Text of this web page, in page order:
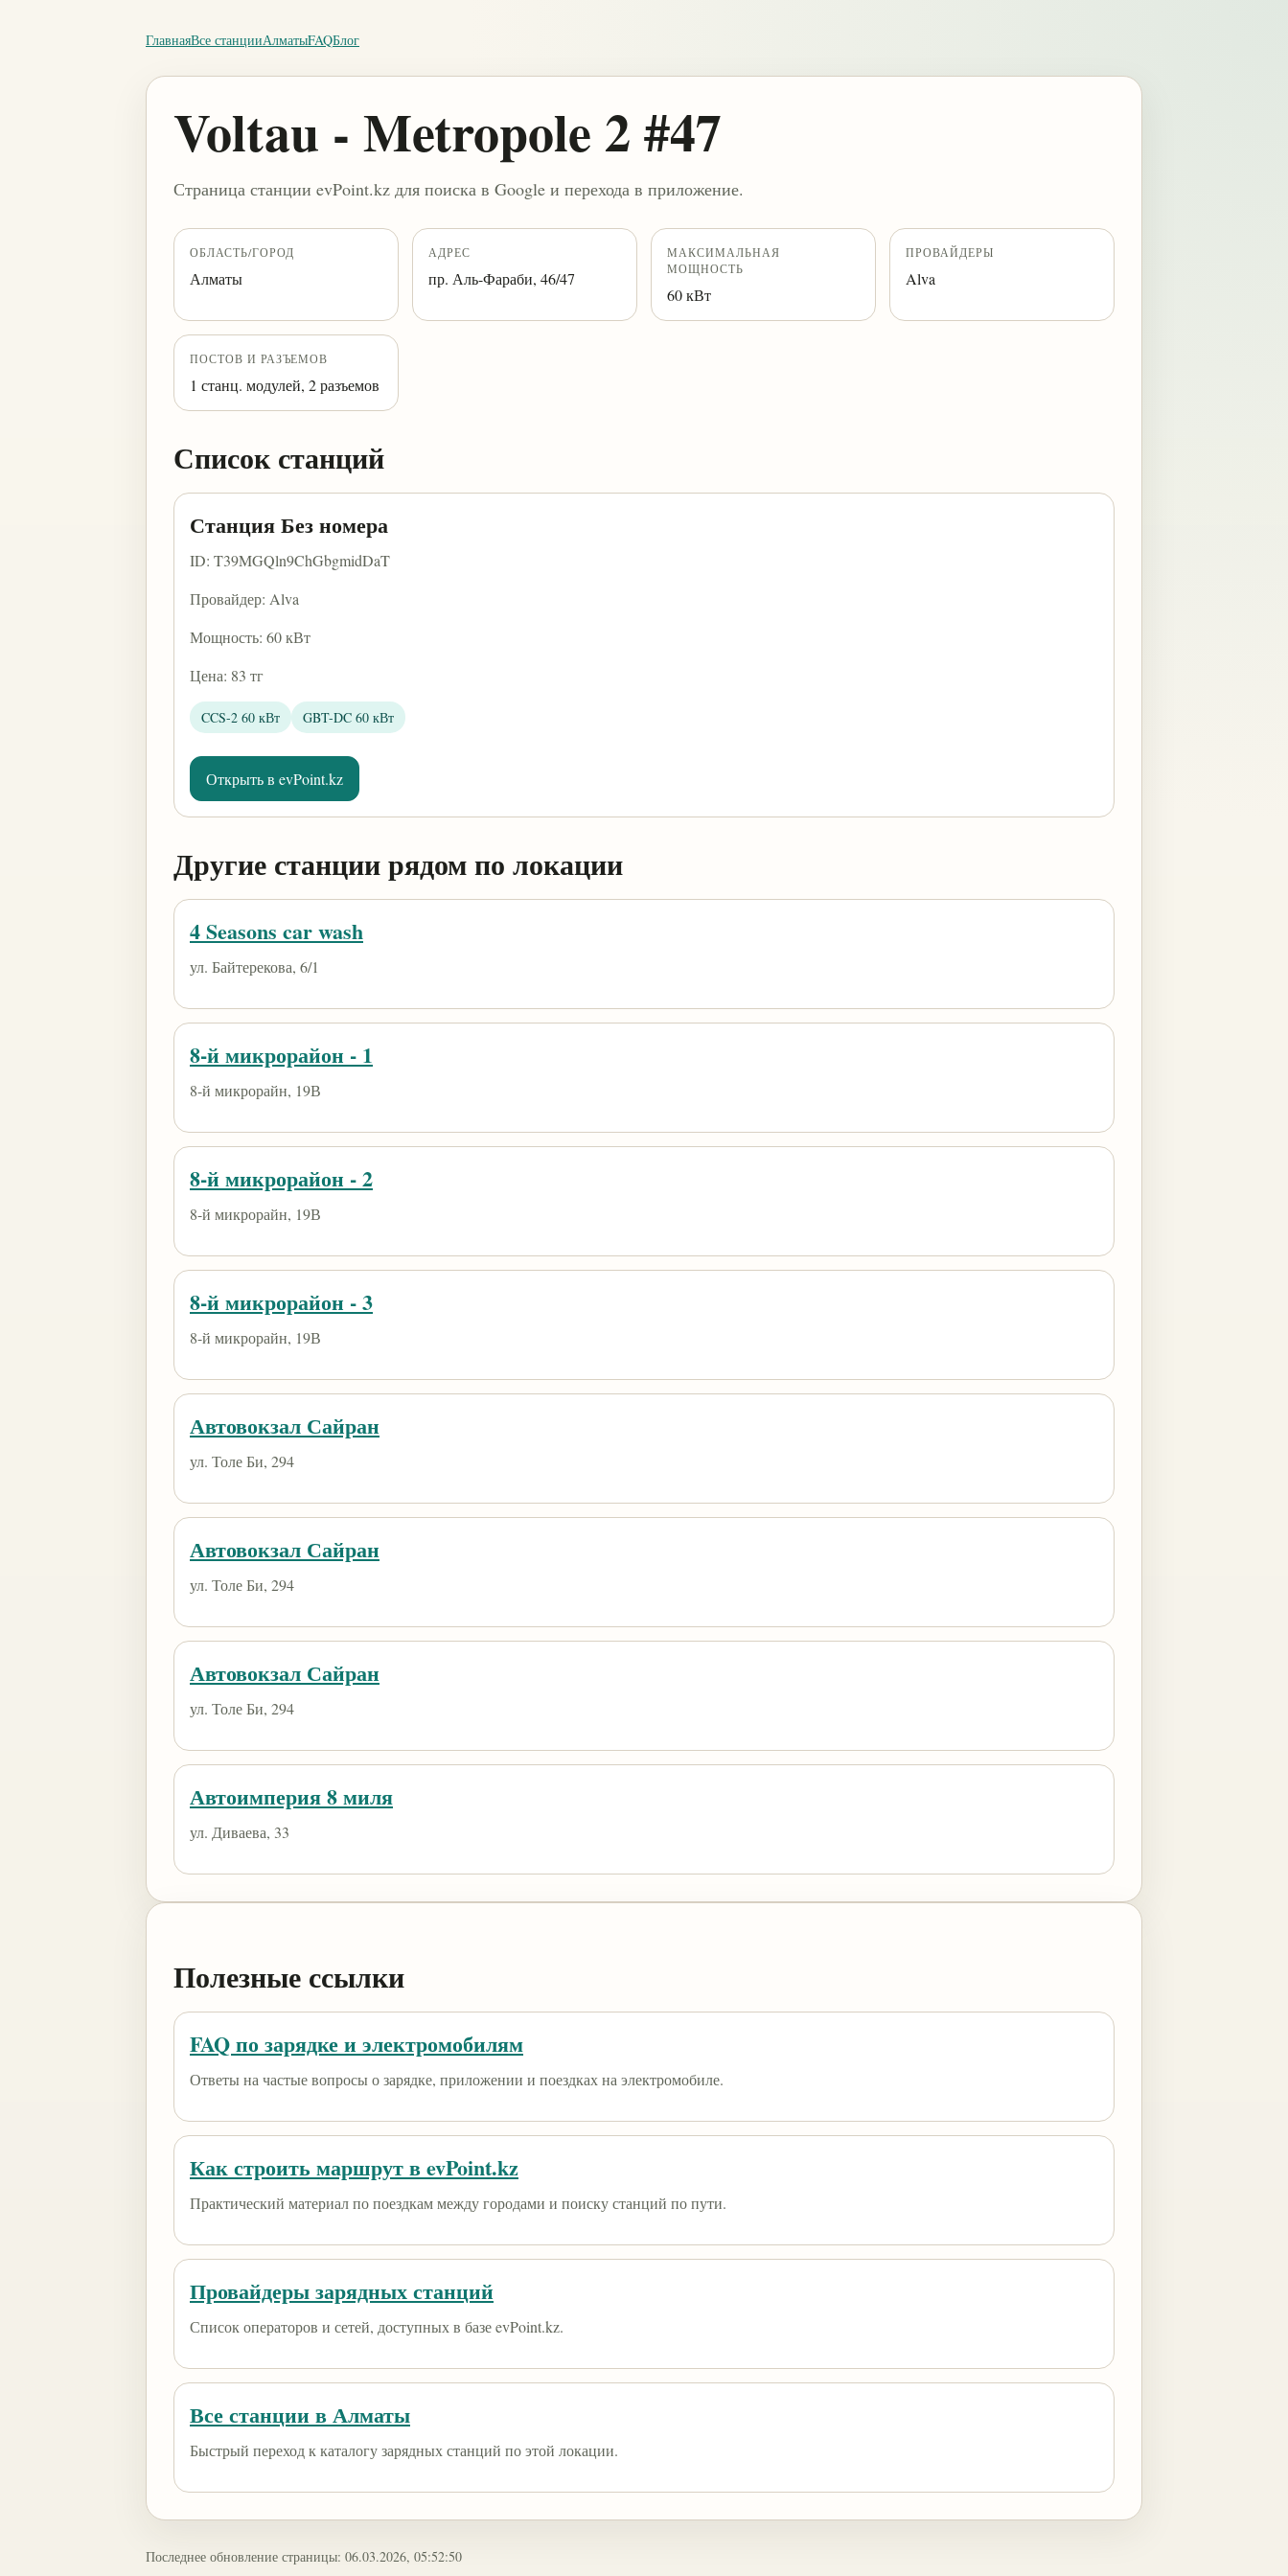
ГлавнаяВсе станцииАлматыFAQБлог
Voltau - Metropole 2 #47
Страница станции evPoint.kz для поиска в Google и перехода в приложение.
ОБЛАСТЬ/ГОРОД
Алматы
АДРЕС
пр. Аль-Фараби, 46/47
МАКСИМАЛЬНАЯ
МОЩНОСТЬ
60 кВт
ПРОВАЙДЕРЫ
Alva
ПОСТОВ И РАЗЪЕМОВ
1 станц. модулей, 2 разъемов
Список станций
Станция Без номера
ID: T39MGQln9ChGbgmidDaT
Провайдер: Alva
Мощность: 60 кВт
Цена: 83 тг
CCS-2 60 кВт GBT-DC 60 кВт
Открыть в evPoint.kz
Другие станции рядом по локации
4 Seasons car wash
ул. Байтерекова, 6/1
8-й микрорайон - 1
8-й микрорайн, 19В
8-й микрорайон - 2
8-й микрорайн, 19В
8-й микрорайон - 3
8-й микрорайн, 19В
Автовокзал Сайран
ул. Толе Би, 294
Автовокзал Сайран
ул. Толе Би, 294
Автовокзал Сайран
ул. Толе Би, 294
Автоимперия 8 миля
ул. Диваева, 33
Полезные ссылки
FAQ по зарядке и электромобилям
Ответы на частые вопросы о зарядке, приложении и поездках на электромобиле.
Как строить маршрут в evPoint.kz
Практический материал по поездкам между городами и поиску станций по пути.
Провайдеры зарядных станций
Список операторов и сетей, доступных в базе evPoint.kz.
Все станции в Алматы
Быстрый переход к каталогу зарядных станций по этой локации.
Последнее обновление страницы: 06.03.2026, 05:52:50